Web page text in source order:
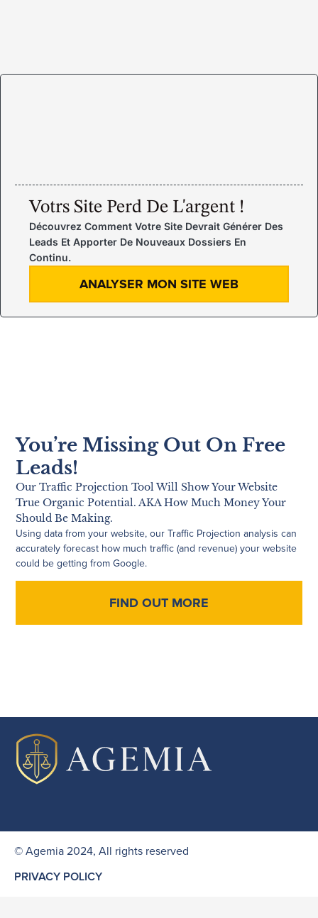
Votrs Site Perd De L'argent !
Découvrez Comment Votre Site Devrait Générer Des
Leads Et Apporter De Nouveaux Dossiers En
Continu.
ANALYSER MON SITE WEB
You’re Missing Out On Free
Leads!
Our Traffic Projection Tool Will Show Your Website
True Organic Potential. AKA How Much Money Your
Should Be Making.
Using data from your website, our Traffic Projection analysis can
accurately forecast how much traffic (and revenue) your website
could be getting from Google.
FIND OUT MORE
© Agemia 2024, All rights reserved
PRIVACY POLICY